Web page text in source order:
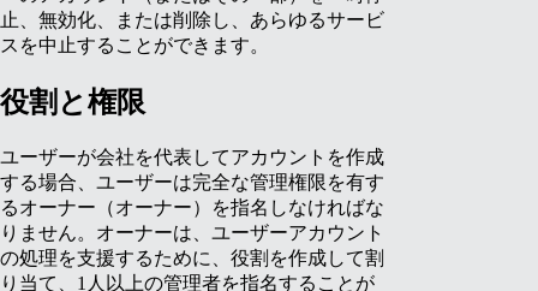
止、無効化、または削除し、あらゆるサービ
スを中止することができます。
役割と権限
ユーザーが会社を代表してアカウントを作成
する場合、ユーザーは完全な管理権限を有す
るオーナー（オーナー）を指名しなければな
りません。オーナーは、ユーザーアカウント
の処理を支援するために、役割を作成して割
り当て、1人以上の管理者を指名することが